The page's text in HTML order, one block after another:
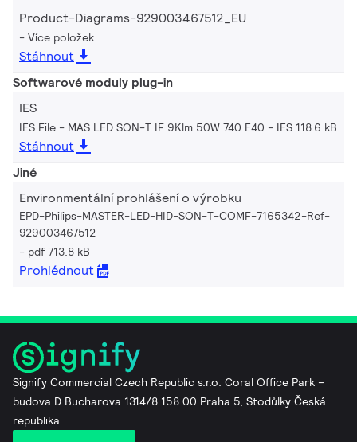
Product-Diagrams-929003467512_EU
Více položek
Stáhnout
Softwarové moduly plug-in
IES
IES File - MAS LED SON-T IF 9Klm 50W 740 E40 IES 118.6 kB
Stáhnout
Jiné
Environmentální prohlášení o výrobku
EPD-Philips-MASTER-LED-HID-SON-T-COMF-7165342-Ref-
929003467512
pdf 713.8 kB
Prohlédnout
Signify Commercial Czech Republic s.r.o. Coral Office Park –
budova D Bucharova 1314/8 158 00 Praha 5, Stodůlky Česká
republika